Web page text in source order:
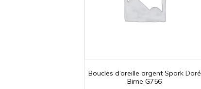
Boucles d’oreille argent Spark Doré
Birne G756